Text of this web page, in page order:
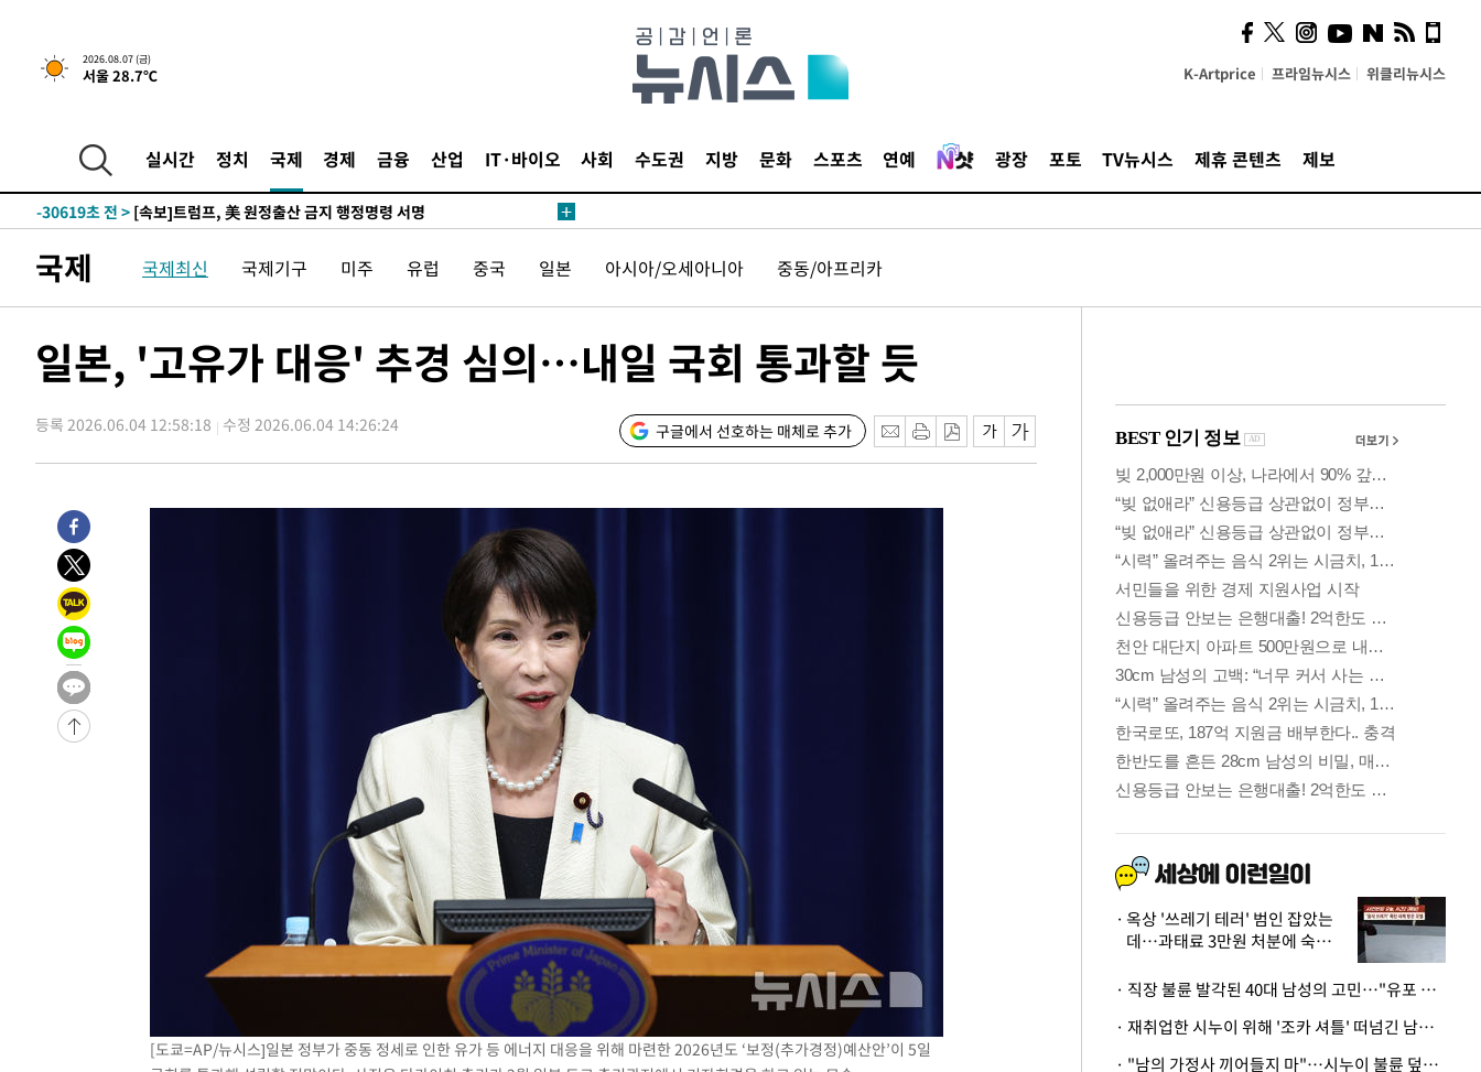
2026.08.07 (금)
서울 28.7℃ K-Artprice 프라임뉴시스 위클리뉴시스
실시간 정치 국제 경제 금융 산업 IT·바이오 사회 수도권 지방 문화 스포츠 연예 광장 포토 TV뉴시스 제휴 콘텐츠 제보
-28339초 전 >
-30619초 전 > [속보]트럼프, 美 원정출산 금지 행정명령 서명
-30639초 전 >
[속보]트럼프, 美 원정출산 금지 행정명령 서명
-28339초 전 >[속보] 뉴욕증시, 일제 하락 마감…나스닥 0.06%↓
국제 국제최신 국제기구 미주 유럽 중국 일본 아시아/오세아니아 중동/아프리카
일본, '고유가 대응' 추경 심의…내일 국회 통과할 듯
등록 2026.06.04 12:58:18 수정 2026.06.04 14:26:24 구글에서 선호하는 매체로 추가
[도쿄=AP/뉴시스]일본 정부가 중동 정세로 인한 유가 등 에너지 대응을 위해 마련한 2026년도 ‘보정(추가경정)예산안’이 5일
의견, 국토부·LH에 충실히
전달할 것"
옥상 '쓰레기 테러' 범인 잡았는
데…과태료 3만원 처분에 숙박업
· 직장 불륜 발각된 40대 남성의 고민…"유포 동료 명예훼손·협박죄 고소 가능할까"
· 재취업한 시누이 위해 '조카 셔틀' 떠넘긴 남편…아내 "난 못한다"
· "남의 가정사 끼어들지 마"…시누이 불륜 덮으려는 남편에 억울한 아내